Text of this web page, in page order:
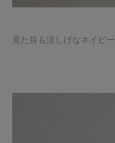
見た目も涼しげなネイビ